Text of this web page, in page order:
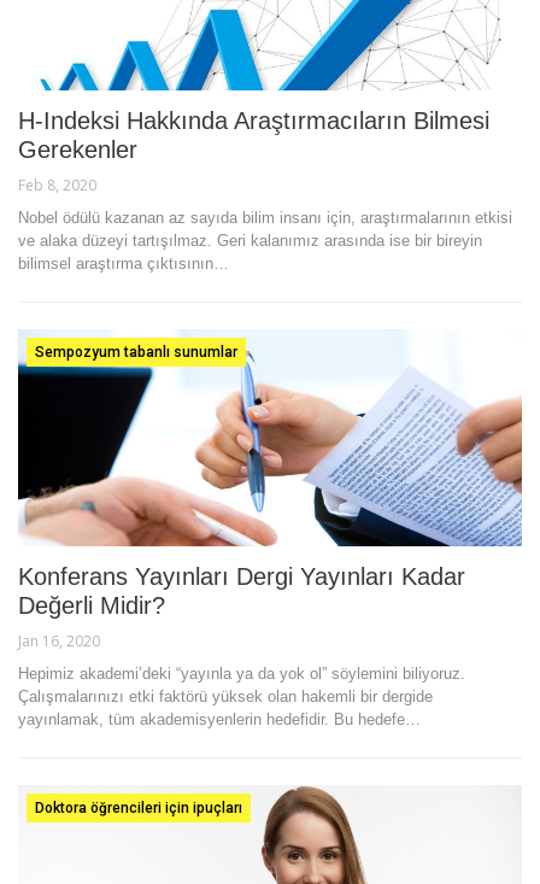
H-Indeksi Hakkında Araştırmacıların Bilmesi
Gerekenler
Feb 8, 2020
Nobel ödülü kazanan az sayıda bilim insanı için, araştırmalarının etkisi
ve alaka düzeyi tartışılmaz. Geri kalanımız arasında ise bir bireyin
bilimsel araştırma çıktısının…
Sempozyum tabanlı sunumlar
Konferans Yayınları Dergi Yayınları Kadar
Değerli Midir?
Jan 16, 2020
Hepimiz akademi’deki “yayınla ya da yok ol” söylemini biliyoruz.
Çalışmalarınızı etki faktörü yüksek olan hakemli bir dergide
yayınlamak, tüm akademisyenlerin hedefidir. Bu hedefe…
Doktora öğrencileri için ipuçları